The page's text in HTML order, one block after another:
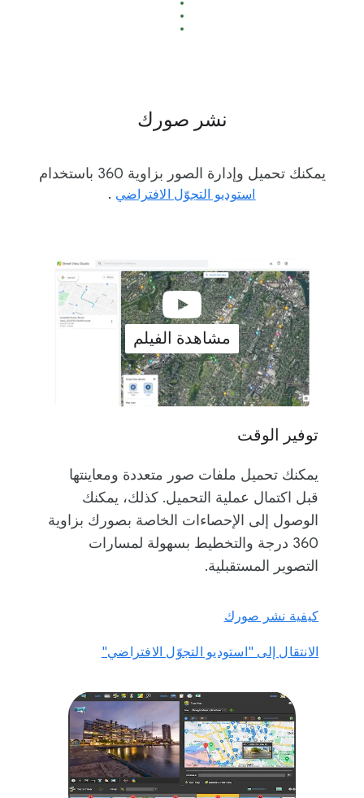
نشر صورك
يمكنك تحميل وإدارة الصور بزاوية 360 باستخدام
استوديو التجوّل الافتراضي .
مشاهدة الفيلم
توفير الوقت
يمكنك تحميل ملفات صور متعددة ومعاينتها
قبل اكتمال عملية التحميل. كذلك، يمكنك
الوصول إلى الإحصاءات الخاصة بصورك بزاوية
360 درجة والتخطيط بسهولة لمسارات
التصوير المستقبلية.
كيفية نشر صورك
الانتقال إلى "استوديو التجوّل الافتراضي"